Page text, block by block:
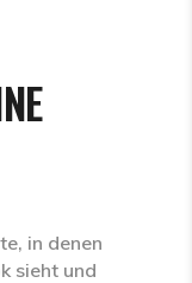
in denen
sieht und